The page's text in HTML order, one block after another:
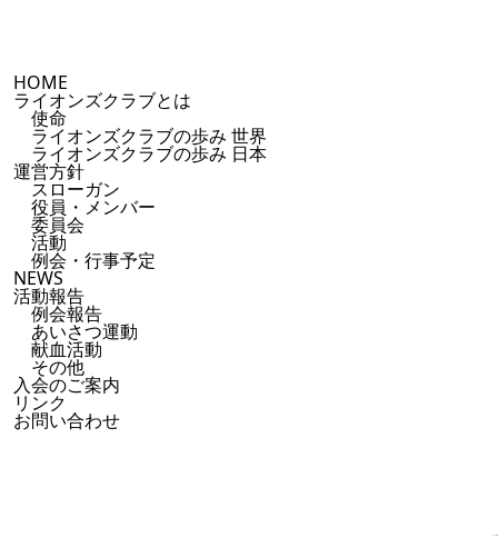
HOME
ライオンズクラブとは
使命
ライオンズクラブの歩み 世界
ライオンズクラブの歩み 日本
運営方針
スローガン
役員・メンバー
委員会
活動
例会・行事予定
NEWS
活動報告
例会報告
あいさつ運動
献血活動
その他
入会のご案内
リンク
お問い合わせ